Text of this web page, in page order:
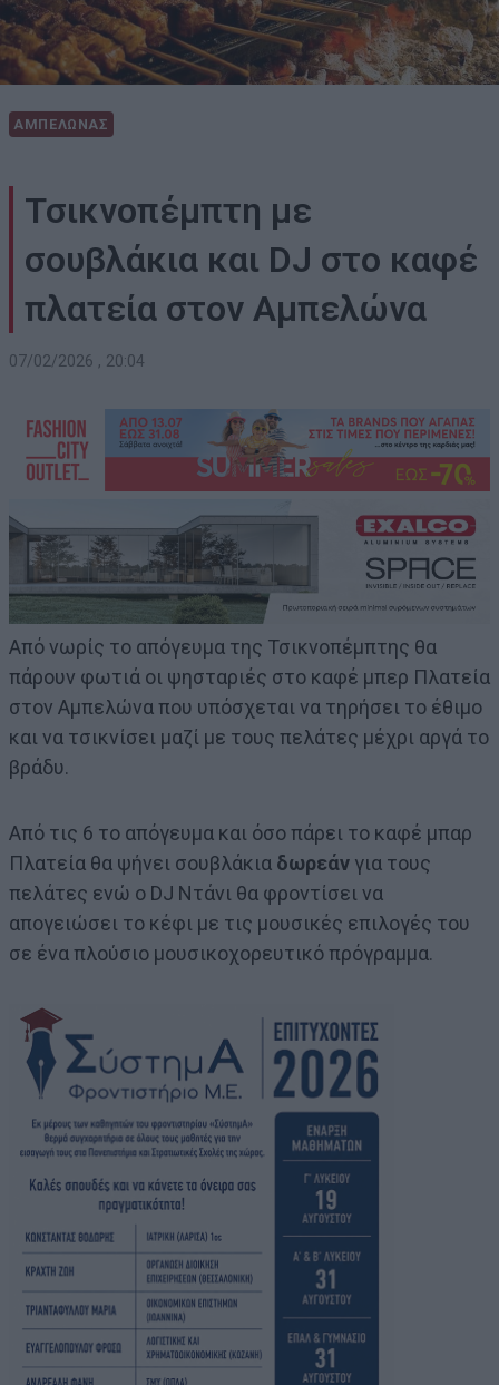
ΑΜΠΕΛΩΝΑΣ
Τσικνοπέμπτη με
σουβλάκια και DJ στο καφέ
πλατεία στον Αμπελώνα
07/02/2026 , 20:04
Από νωρίς το απόγευμα της Τσικνοπέμπτης θα
πάρουν φωτιά οι ψησταριές στο καφέ μπερ Πλατεία
στον Αμπελώνα που υπόσχεται να τηρήσει το έθιμο
και να τσικνίσει μαζί με τους πελάτες μέχρι αργά το
βράδυ.
Από τις 6 το απόγευμα και όσο πάρει το καφέ μπαρ
Πλατεία θα ψήνει σουβλάκια δωρεάν για τους
πελάτες ενώ ο DJ Ντάνι θα φροντίσει να
απογειώσει το κέφι με τις μουσικές επιλογές του
σε ένα πλούσιο μουσικοχορευτικό πρόγραμμα.